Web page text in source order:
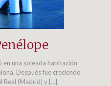
en una soleada habitación
Después fue creciendo
Real (Madrid) y […]